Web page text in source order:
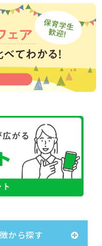
から探す